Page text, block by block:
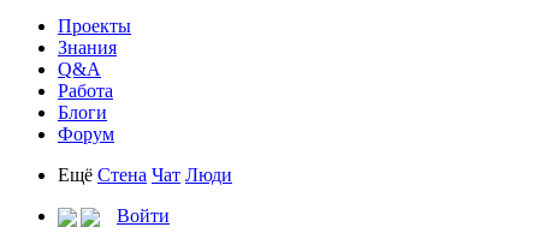
Проекты
Знания
Q&A
Работа
Блоги
Форум
Ещё Стена Чат Люди
Войти